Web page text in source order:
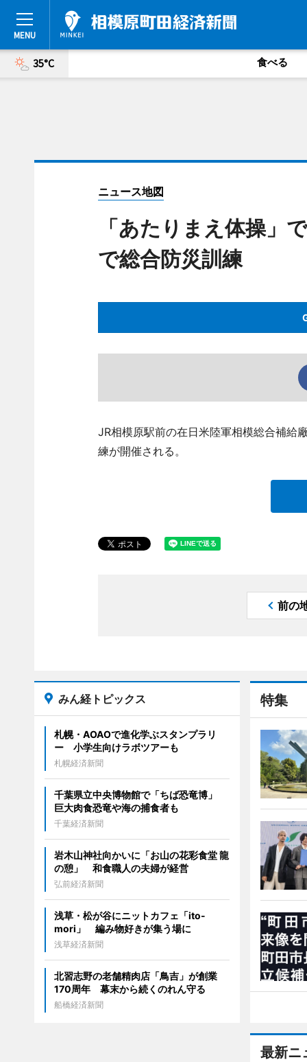
35°C 食べる
ニュース地図
「あたりまえ体操」
で総合防災訓練
JR相模原駅前の在日米陸軍相模総合補給
練が開催される。
前の
特集
最新ニ
みん経トピックス
札幌・AOAOで進化学ぶスタンプラリ
ー 小学生向けラボツアーも
札幌経済新聞
千葉県立中央博物館で「ちば恐竜博」
巨大肉食恐竜や海の捕食者も
千葉経済新聞
岩木山神社向かいに「お山の花彩食堂 龍
の憩」 和食職人の夫婦が経営
弘前経済新聞
浅草・松が谷にニットカフェ「ito-
mori」 編み物好きが集う場に
浅草経済新聞
北習志野の老舗精肉店「鳥吉」が創業
170周年 幕末から続くのれん守る
船橋経済新聞